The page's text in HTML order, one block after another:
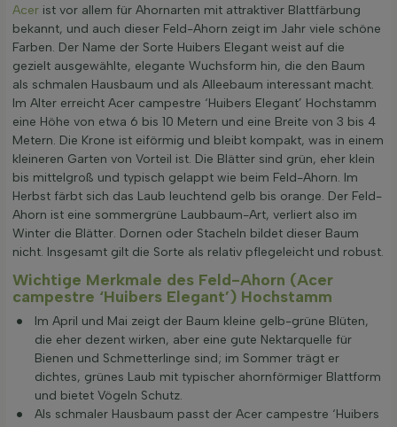
Acer ist vor allem für Ahornarten mit attraktiver Blattfärbung
bekannt, und auch dieser Feld-Ahorn zeigt im Jahr viele schöne
Farben. Der Name der Sorte Huibers Elegant weist auf die
gezielt ausgewählte, elegante Wuchsform hin, die den Baum
als schmalen Hausbaum und als Alleebaum interessant macht.
Im Alter erreicht Acer campestre ‘Huibers Elegant’ Hochstamm
eine Höhe von etwa 6 bis 10 Metern und eine Breite von 3 bis 4
Metern. Die Krone ist eiförmig und bleibt kompakt, was in einem
kleineren Garten von Vorteil ist. Die Blätter sind grün, eher klein
bis mittelgroß und typisch gelappt wie beim Feld-Ahorn. Im
Herbst färbt sich das Laub leuchtend gelb bis orange. Der Feld-
Ahorn ist eine sommergrüne Laubbaum-Art, verliert also im
Winter die Blätter. Dornen oder Stacheln bildet dieser Baum
nicht. Insgesamt gilt die Sorte als relativ pflegeleicht und robust.
Wichtige Merkmale des Feld-Ahorn (Acer
campestre ‘Huibers Elegant’) Hochstamm
Im April und Mai zeigt der Baum kleine gelb-grüne Blüten,
die eher dezent wirken, aber eine gute Nektarquelle für
Bienen und Schmetterlinge sind; im Sommer trägt er
dichtes, grünes Laub mit typischer ahornförmiger Blattform
und bietet Vögeln Schutz.
Als schmaler Hausbaum passt der Acer campestre ‘Huibers